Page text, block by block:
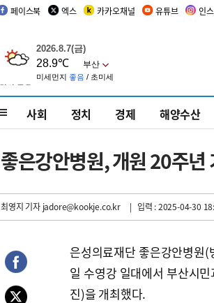
페이스북 엑스 카카오채널 유튜브 인
사회 정치 경제 해양수산
좋은강안병원, 개원 20주년
최영지 기자jadore@kookje.co.kr | 입력 : 2025-04-30
은성의료재단 좋은강안병원
일 수영강 일대에서 부산시
진)을 개최했다.